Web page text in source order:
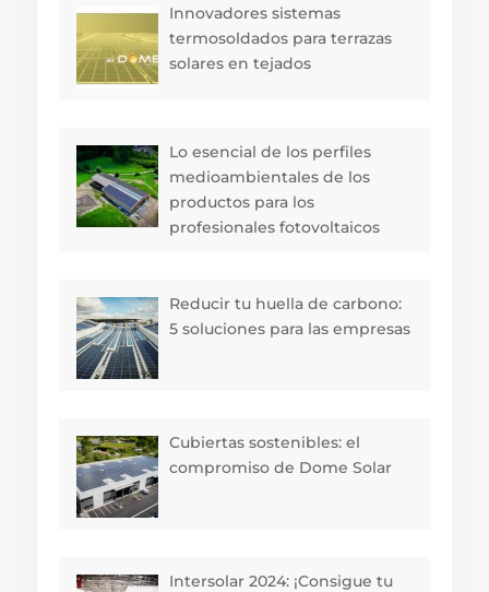
Innovadores sistemas
termosoldados para terrazas
solares en tejados
Lo esencial de los perfiles
medioambientales de los
productos para los
profesionales fotovoltaicos
Reducir tu huella de carbono:
5 soluciones para las empresas
Cubiertas sostenibles: el
compromiso de Dome Solar
Intersolar 2024: ¡Consigue tu